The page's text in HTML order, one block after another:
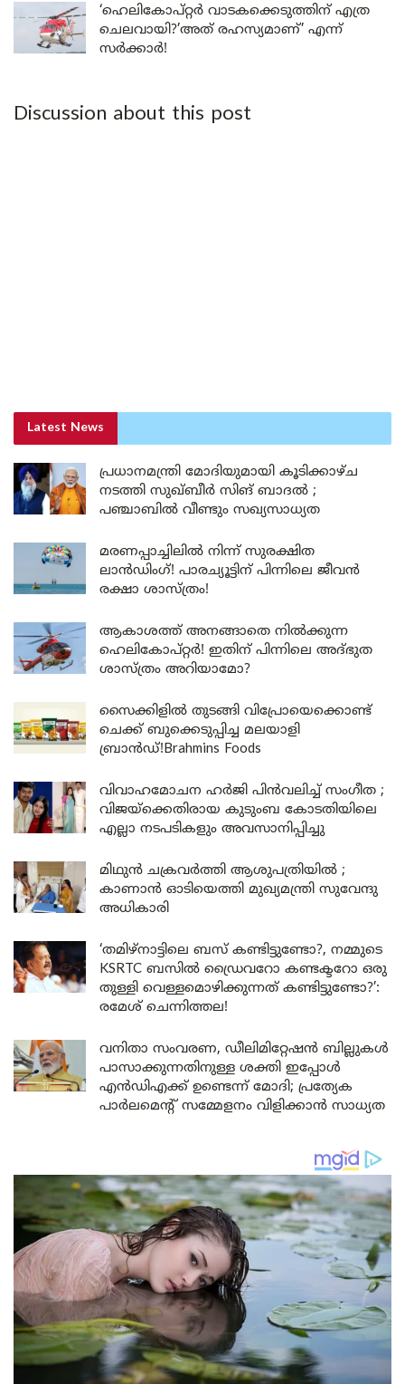
‘ഹെലികോപ്റ്റർ വാടകക്കെടുത്തിന് എത്ര
ചെലവായി?’അത് രഹസ്യമാണ്’ എന്ന്
സർക്കാർ!
Discussion about this post
Latest News
പ്രധാനമന്ത്രി മോദിയുമായി കൂടിക്കാഴ്ച
നടത്തി സുഖ്ബീർ സിങ് ബാദൽ ;
പഞ്ചാബിൽ വീണ്ടും സഖ്യസാധ്യത
മരണപ്പാച്ചിലിൽ നിന്ന് സുരക്ഷിത
ലാൻഡിംഗ്! പാരച്യൂട്ടിന് പിന്നിലെ ജീവൻ
രക്ഷാ ശാസ്ത്രം!
ആകാശത്ത് അനങ്ങാതെ നില്‍ക്കുന്ന
ഹെലികോപ്റ്റര്‍! ഇതിന് പിന്നിലെ അദ്ഭുത
ശാസ്ത്രം അറിയാമോ?
സൈക്കിളിൽ തുടങ്ങി വിപ്രോയെക്കൊണ്ട്
ചെക്ക് ബുക്കെടുപ്പിച്ച മലയാളി
ബ്രാൻഡ്!Brahmins Foods
വിവാഹമോചന ഹർജി പിൻവലിച്ച് സംഗീത ;
വിജയ്ക്കെതിരായ കുടുംബ കോടതിയിലെ
എല്ലാ നടപടികളും അവസാനിപ്പിച്ചു
മിഥുൻ ചക്രവർത്തി ആശുപത്രിയിൽ ;
കാണാൻ ഓടിയെത്തി മുഖ്യമന്ത്രി സുവേന്ദു
അധികാരി
‘തമിഴ്‌നാട്ടിലെ ബസ് കണ്ടിട്ടുണ്ടോ?, നമ്മുടെ
KSRTC ബസിൽ ഡ്രൈവറോ കണ്ടക്ടറോ ഒരു
തുള്ളി വെള്ളമൊഴിക്കുന്നത് കണ്ടിട്ടുണ്ടോ?’:
രമേശ് ചെന്നിത്തല!
വനിതാ സംവരണ, ഡീലിമിറ്റേഷൻ ബില്ലുകൾ
പാസാക്കുന്നതിനുള്ള ശക്തി ഇപ്പോൾ
എൻഡിഎക്ക് ഉണ്ടെന്ന് മോദി; പ്രത്യേക
പാർലമെന്റ് സമ്മേളനം വിളിക്കാൻ സാധ്യത